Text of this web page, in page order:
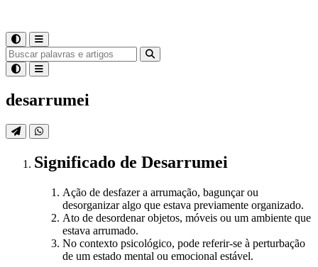
desarrumei
Significado de Desarrumei
Ação de desfazer a arrumação, bagunçar ou
desorganizar algo que estava previamente organizado.
Ato de desordenar objetos, móveis ou um ambiente que
estava arrumado.
No contexto psicológico, pode referir-se à perturbação
de um estado mental ou emocional estável.